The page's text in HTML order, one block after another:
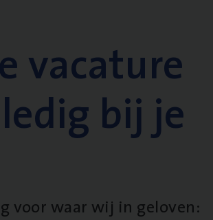
vacature
bij je
voor waar wij in geloven: